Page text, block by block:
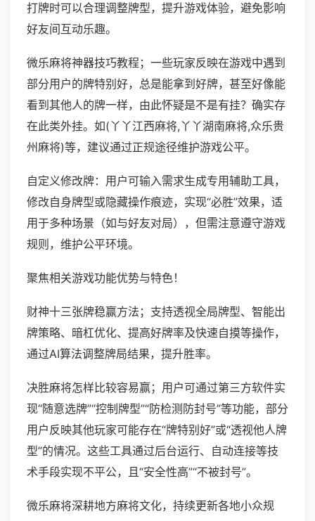
打牌时可以合理调整牌型，提升游戏体验，避免影响
好友间互动乐趣。
微乐麻将神器技巧教程；一些玩家反映在游戏中遇到
部分用户的牌特别好，总是能拿到好牌，甚至好像能
看到其他人的牌一样，由此怀疑是不是有挂？确实存
在此类外挂。如(丫丫江西麻将,丫丫湖南麻将,众乐贵
州麻将)等，建议通过正规途径维护游戏公平。
自定义修改牌：用户可输入需求生成专用辅助工具，
修改自身牌型或隐藏操作痕迹，实现“必胜”效果，适
用于多种场景（如与好友对局），但需注意遵守游戏
规则，维护公平环境。
聚焦相关游戏功能优势与特色！
财神十三张牌稳赢方法；支持透视全局牌型、智能出
牌策略、暗杠优化、提高好牌率及快速自摸等操作，
通过AI算法调整牌局结果，提升胜率。
决胜麻将怎样比较容易赢；用户可通过第三方软件实
现“随意选牌”“控制牌型”“防检测防封号”等功能，部分
用户反映其他玩家可能存在“牌特别好”或“透视他人牌
型”的情况。这些工具通过后台运行、自动连接等技
术手段实现不平公，且“安全性高”“不被封号”。
微乐麻将深耕地方麻将文化，持续更新各地小众规